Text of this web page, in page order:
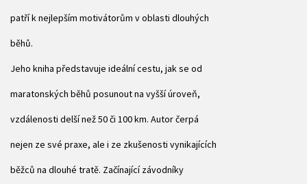
patří k nejlepším motivátorům v oblasti dlouhých
běhů.
Jeho kniha představuje ideální cestu, jak se od
maratonských běhů posunout na vyšší úroveň,
vzdálenosti delší než 50 či 100 km. Autor čerpá
nejen ze své praxe, ale i ze zkušenosti vynikajících
běžců na dlouhé tratě. Začínající závodníky